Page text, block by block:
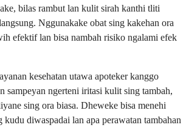
bilas rambut lan kulit sirah kanthi tliti
Nggunakake obat sing kakehan ora
efektif lan bisa nambah risiko ngalami efek
kesehatan utawa apoteker kanggo
sampeyan ngerteni iritasi kulit sing tambah,
sing ora biasa. Dheweke bisa menehi
kudu diwaspadai lan apa perawatan tambahan